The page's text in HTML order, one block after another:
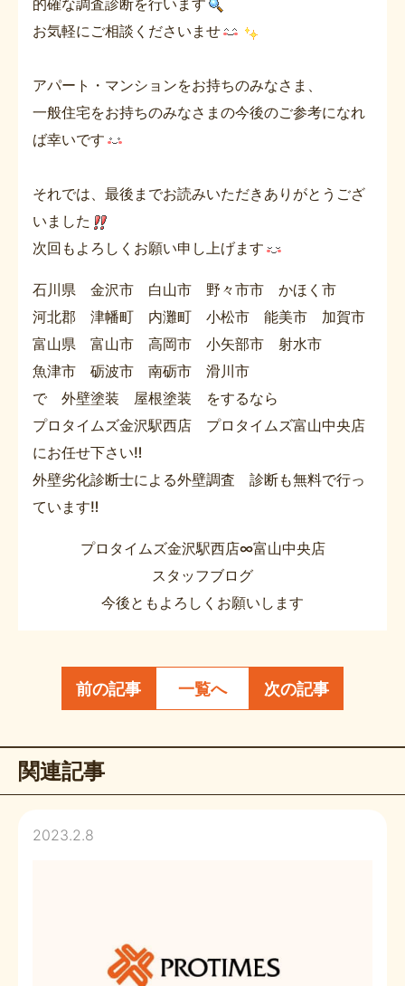
的確な調査診断を行います
お気軽にご相談くださいませ
アパート・マンションをお持ちのみなさま、
一般住宅をお持ちのみなさまの今後のご参考になれ
ば幸いです
それでは、最後までお読みいただきありがとうござ
いました
次回もよろしくお願い申し上げます
石川県 金沢市 白山市 野々市市 かほく市
河北郡 津幡町 内灘町 小松市 能美市 加賀市
富山県 富山市 高岡市 小矢部市 射水市
魚津市 砺波市 南砺市 滑川市
で 外壁塗装 屋根塗装 をするなら
プロタイムズ金沢駅西店 プロタイムズ富山中央店
にお任せ下さい‼
外壁劣化診断士による外壁調査 診断も無料で行っ
ています‼
プロタイムズ金沢駅西店∞富山中央店
スタッフブログ
今後ともよろしくお願いします
前の記事 一覧へ 次の記事
関連記事
2023.2.8